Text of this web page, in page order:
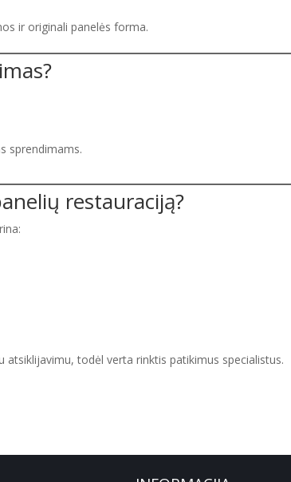
ir originali panelės forma.
sprendimams.
restauraciją?
todėl verta rinktis patikimus specialistus.